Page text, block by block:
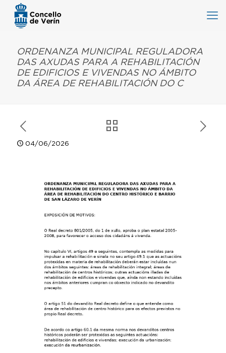
ORDENANZA MUNICIPAL REGULADORA
DAS AXUDAS PARA A REHABILITACIÓN
DE EDIFICIOS E VIVENDAS NO ÁMBITO
DA ÁREA DE REHABILITACIÓN DO C
04/06/2026